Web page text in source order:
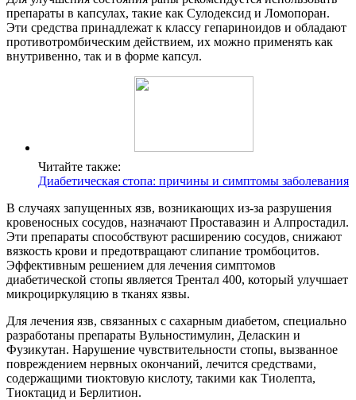
препараты в капсулах, такие как Сулодексид и Ломопоран.
Эти средства принадлежат к классу гепариноидов и обладают
противотромбическим действием, их можно применять как
внутривенно, так и в форме капсул.
Читайте также:
Диабетическая стопа: причины и симптомы заболевания
В случаях запущенных язв, возникающих из-за разрушения
кровеносных сосудов, назначают Проставазин и Алпростадил.
Эти препараты способствуют расширению сосудов, снижают
вязкость крови и предотвращают слипание тромбоцитов.
Эффективным решением для лечения симптомов
диабетической стопы является Трентал 400, который улучшает
микроциркуляцию в тканях язвы.
Для лечения язв, связанных с сахарным диабетом, специально
разработаны препараты Вульностимулин, Деласкин и
Фузикутан. Нарушение чувствительности стопы, вызванное
повреждением нервных окончаний, лечится средствами,
содержащими тиоктовую кислоту, такими как Тиолепта,
Тиоктацид и Берлитион.